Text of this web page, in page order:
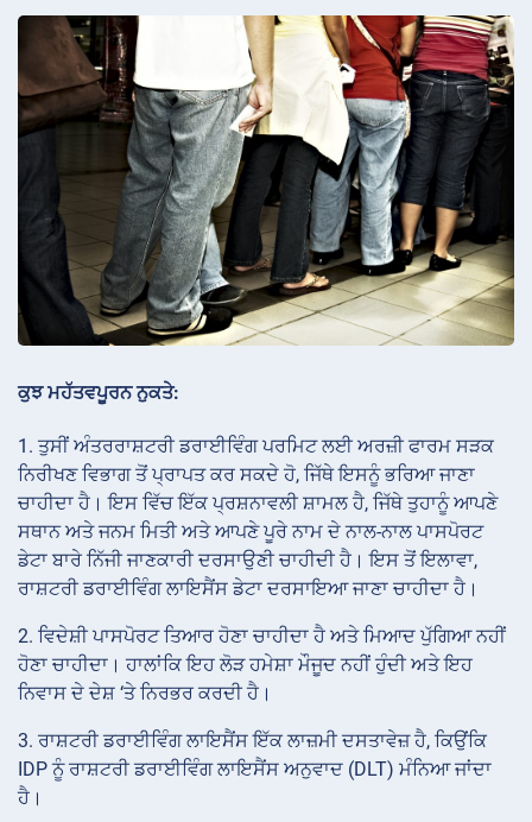
ਕੁਝ ਮਹੱਤਵਪੂਰਨ ਨੁਕਤੇ:
1. ਤੁਸੀਂ ਅੰਤਰਰਾਸ਼ਟਰੀ ਡਰਾਈਵਿੰਗ ਪਰਮਿਟ ਲਈ ਅਰਜ਼ੀ ਫਾਰਮ ਸੜਕ
ਨਿਰੀਖਣ ਵਿਭਾਗ ਤੋਂ ਪ੍ਰਾਪਤ ਕਰ ਸਕਦੇ ਹੋ, ਜਿੱਥੇ ਇਸਨੂੰ ਭਰਿਆ ਜਾਣਾ
ਚਾਹੀਦਾ ਹੈ। ਇਸ ਵਿੱਚ ਇੱਕ ਪ੍ਰਸ਼ਨਾਵਲੀ ਸ਼ਾਮਲ ਹੈ, ਜਿੱਥੇ ਤੁਹਾਨੂੰ ਆਪਣੇ
ਸਥਾਨ ਅਤੇ ਜਨਮ ਮਿਤੀ ਅਤੇ ਆਪਣੇ ਪੂਰੇ ਨਾਮ ਦੇ ਨਾਲ-ਨਾਲ ਪਾਸਪੋਰਟ
ਡੇਟਾ ਬਾਰੇ ਨਿੱਜੀ ਜਾਣਕਾਰੀ ਦਰਸਾਉਣੀ ਚਾਹੀਦੀ ਹੈ। ਇਸ ਤੋਂ ਇਲਾਵਾ,
ਰਾਸ਼ਟਰੀ ਡਰਾਈਵਿੰਗ ਲਾਇਸੈਂਸ ਡੇਟਾ ਦਰਸਾਇਆ ਜਾਣਾ ਚਾਹੀਦਾ ਹੈ।
2. ਵਿਦੇਸ਼ੀ ਪਾਸਪੋਰਟ ਤਿਆਰ ਹੋਣਾ ਚਾਹੀਦਾ ਹੈ ਅਤੇ ਮਿਆਦ ਪੁੱਗਿਆ ਨਹੀਂ
ਹੋਣਾ ਚਾਹੀਦਾ। ਹਾਲਾਂਕਿ ਇਹ ਲੋੜ ਹਮੇਸ਼ਾ ਮੌਜੂਦ ਨਹੀਂ ਹੁੰਦੀ ਅਤੇ ਇਹ
ਨਿਵਾਸ ਦੇ ਦੇਸ਼ ‘ਤੇ ਨਿਰਭਰ ਕਰਦੀ ਹੈ।
3. ਰਾਸ਼ਟਰੀ ਡਰਾਈਵਿੰਗ ਲਾਇਸੈਂਸ ਇੱਕ ਲਾਜ਼ਮੀ ਦਸਤਾਵੇਜ਼ ਹੈ, ਕਿਉਂਕਿ
IDP ਨੂੰ ਰਾਸ਼ਟਰੀ ਡਰਾਈਵਿੰਗ ਲਾਇਸੈਂਸ ਅਨੁਵਾਦ (DLT) ਮੰਨਿਆ ਜਾਂਦਾ
ਹੈ।